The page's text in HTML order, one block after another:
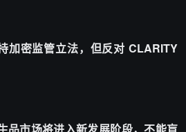
加密监管立法，但反对 CLARITY